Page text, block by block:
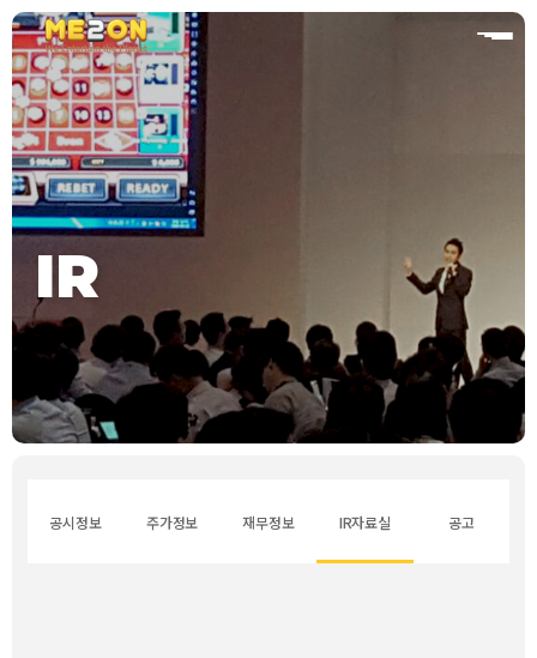
홈
IR
공시정보 주가정보 재무정보 IR자료실 공고